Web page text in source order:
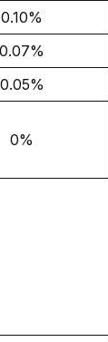
0.10%
0.07%
0.05%
0%